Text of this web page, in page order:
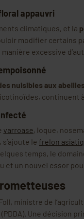
appauvri
climatiques, et la
modifier certains
excessive
nuisibles aux
continuent
varroase, loque,
le frelon
temps, le
et un nouvel essor
ministre de
(PDDA). Une décision